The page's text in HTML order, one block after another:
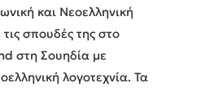
και Νεοελληνική
σπουδές της στο
στη Σουηδία με
λογοτεχνία. Τα